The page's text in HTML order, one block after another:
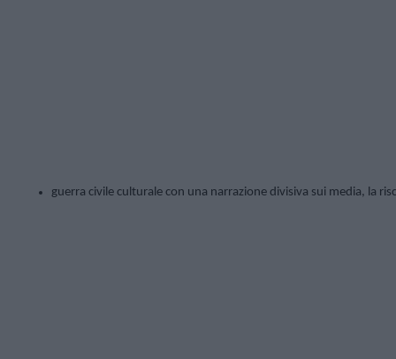
guerra civile culturale con una narrazione divisiva sui media, la